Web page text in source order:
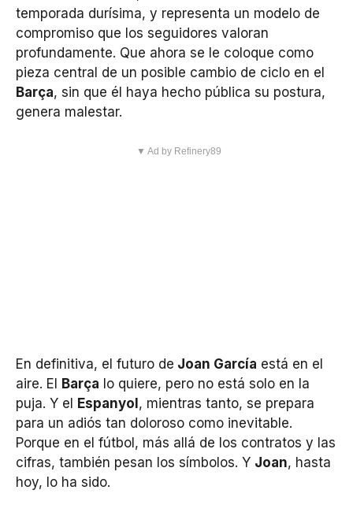
temporada durísima, y representa un modelo de
compromiso que los seguidores valoran
profundamente. Que ahora se le coloque como
pieza central de un posible cambio de ciclo en el
Barça, sin que él haya hecho pública su postura,
genera malestar.
▼ Ad by Refinery89
En definitiva, el futuro de Joan García está en el
aire. El
Barça lo quiere, pero no está solo en la
puja. Y el
Espanyol , mientras tanto, se prepara
para un adiós tan doloroso como inevitable.
Porque en el fútbol, más allá de los contratos y las
cifras, también pesan los símbolos. Y Joan, hasta
hoy, lo ha sido.